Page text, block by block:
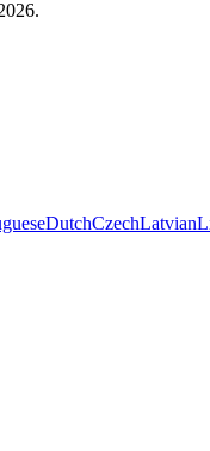
DutchCzechLatvian